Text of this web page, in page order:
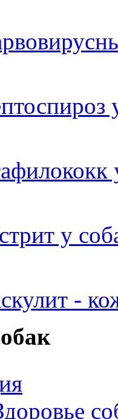
у
-